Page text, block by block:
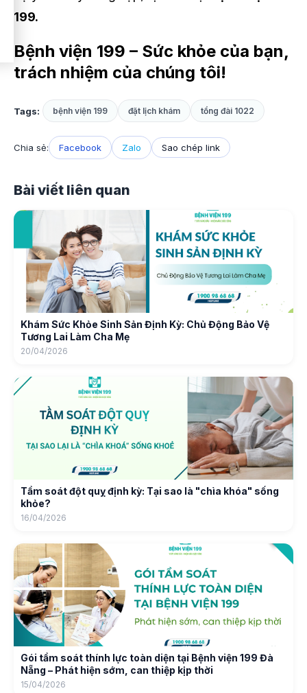
199.
Bệnh viện 199 – Sức khỏe của bạn,
trách nhiệm của chúng tôi!
Tags: bệnh viện 199 đặt lịch khám tổng đài 1022
Chia sẻ: Facebook Zalo Sao chép link
Bài viết liên quan
Khám Sức Khỏe Sinh Sản Định Kỳ: Chủ Động Bảo Vệ
Tương Lai Làm Cha Mẹ
20/04/2026
Tầm soát đột quỵ định kỳ: Tại sao là "chìa khóa" sống
khỏe?
16/04/2026
Gói tầm soát thính lực toàn diện tại Bệnh viện 199 Đà
Nẵng – Phát hiện sớm, can thiệp kịp thời
15/04/2026